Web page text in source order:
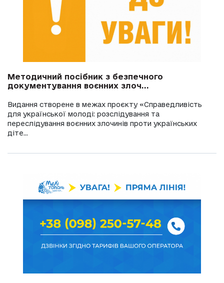
Методичний посібник з безпечного
документування воєнних злоч...
Видання створене в межах проєкту «Справедливість
для української молоді: розслідування та
переслідування воєнних злочинів проти українських
діте...